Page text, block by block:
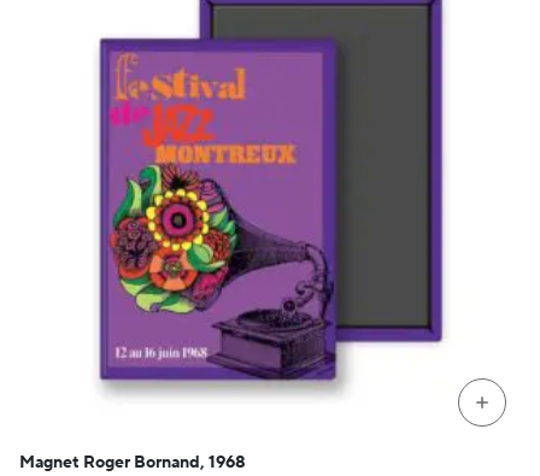
+
Magnet Roger Bornand, 1968